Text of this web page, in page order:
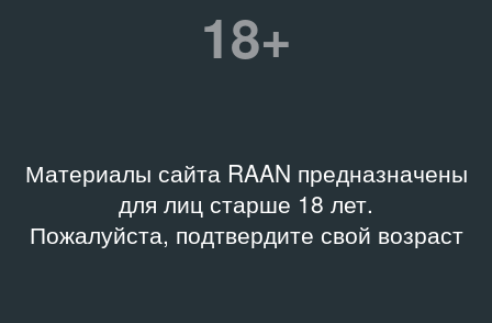
18+
Материалы сайта RAAN предназначены
для лиц старше 18 лет.
Пожалуйста, подтвердите свой возраст